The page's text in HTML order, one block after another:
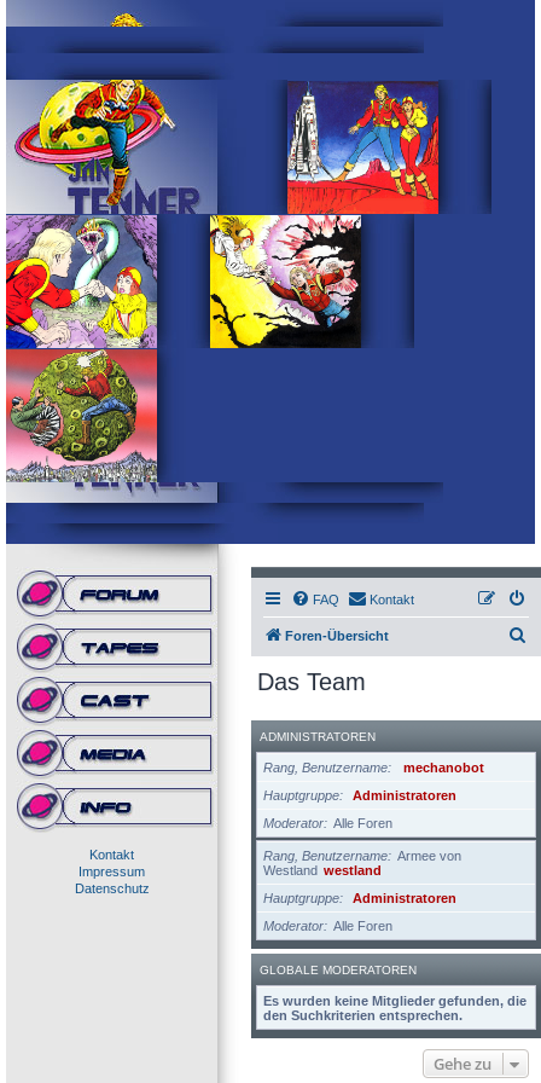
Kontakt
Impressum
Datenschutz
FAQ Kontakt
Foren-Übersicht
h
e
Das Team
ADMINISTRATOREN
Rang, Benutzername
mechanobot
Hauptgruppe
Administratoren
Moderator
Alle Foren
Rang, Benutzername
Armee von
Westland westland
Hauptgruppe
Administratoren
Moderator
Alle Foren
GLOBALE MODERATOREN
Es wurden keine Mitglieder gefunden, die
den Suchkriterien entsprechen.
Gehe zu